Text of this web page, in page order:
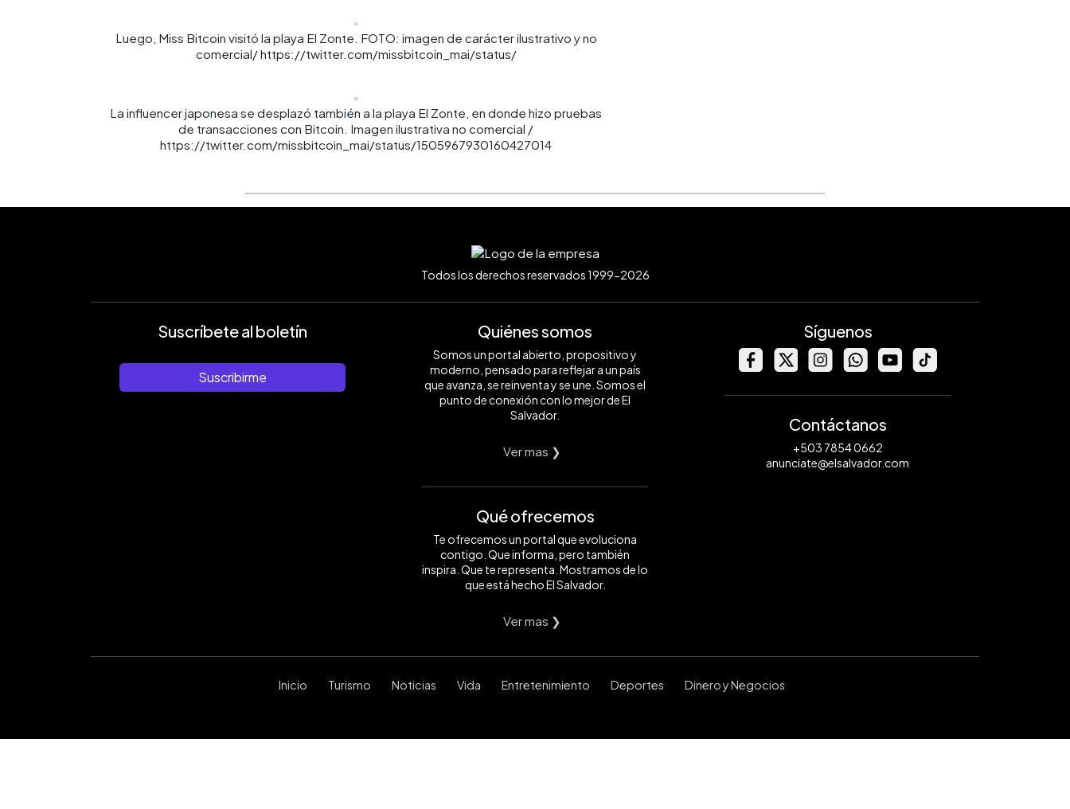
Luego, Miss Bitcoin visitó la playa El Zonte. FOTO: imagen de carácter ilustrativo y no
comercial/ https://twitter.com/missbitcoin_mai/status/
La influencer japonesa se desplazó también a la playa El Zonte, en donde hizo pruebas
de transacciones con Bitcoin. Imagen ilustrativa no comercial /
https://twitter.com/missbitcoin_mai/status/1505967930160427014
Todos los derechos reservados 1999-2026
Suscríbete al boletín
Suscribirme
Quiénes somos
Somos un portal abierto, propositivo y
moderno, pensado para reflejar a un país
que avanza, se reinventa y se une. Somos el
punto de conexión con lo mejor de El
Salvador.
Ver mas ❯
Qué ofrecemos
Te ofrecemos un portal que evoluciona
contigo. Que informa, pero también
inspira. Que te representa. Mostramos de lo
que está hecho El Salvador.
Ver mas ❯
Síguenos
Contáctanos
+503 7854 0662
anunciate@elsalvador.com
Inicio Turismo Noticias Vida Entretenimiento Deportes Dinero y Negocios